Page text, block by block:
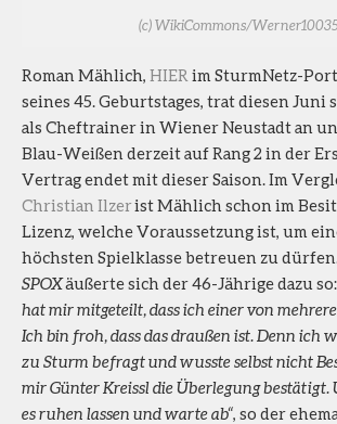
(c) WikiCommons/
Roman Mählich, HIER im SturmNetz-
seines 45. Geburtstages, trat diesen Juni
als Cheftrainer in Wiener Neustadt an
Blau-Weißen derzeit auf Rang 2 in der
Vertrag endet mit dieser Saison. Im
Christian Ilzerist Mählich schon im
Lizenz, welche Voraussetzung ist, um
höchsten Spielklasse betreuen zu
SPOXäußerte sich der 46-Jährige dazu so:
hat mir mitgeteilt, dass ich einer von
Ich bin froh, dass das draußen ist. Denn ich
zu Sturm befragt und wusste selbst nicht
mir Günter Kreissl die Überlegung
es ruhen lassen und warte ab“, so der